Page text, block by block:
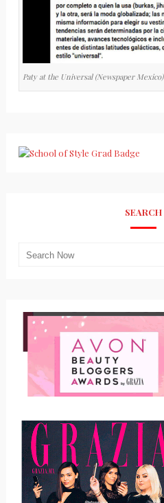
Paty at the Universal (Newspaper Mexico)
SEARCH